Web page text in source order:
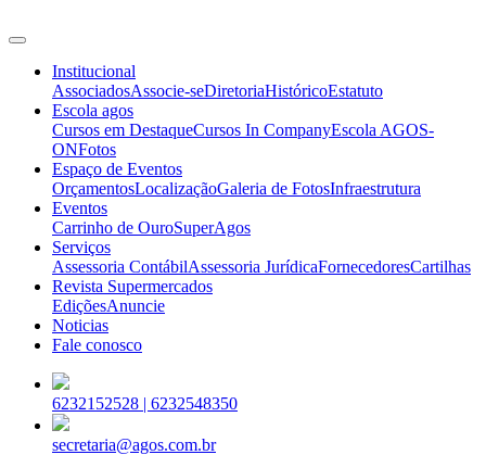
Institucional
AssociadosAssocie-seDiretoriaHistóricoEstatuto
Escola agos
Cursos em DestaqueCursos In CompanyEscola AGOS-
ONFotos
Espaço de Eventos
OrçamentosLocalizaçãoGaleria de FotosInfraestrutura
Eventos
Carrinho de OuroSuperAgos
Serviços
Assessoria ContábilAssessoria JurídicaFornecedoresCartilhas
Revista Supermercados
EdiçõesAnuncie
Noticias
Fale conosco
6232152528 | 6232548350
secretaria@agos.com.br